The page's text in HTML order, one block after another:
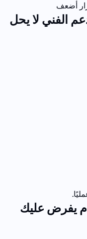
أضعف
الفني لا يحل
يفرض عليك